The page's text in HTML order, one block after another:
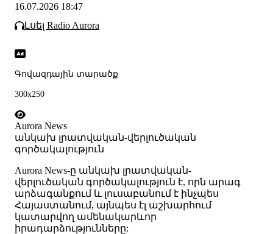
16.07.2026 18:47
Լսել Radio Aurora
Գովազդային տարածք
300x250
Aurora News
անկախ լրատվական-վերլուծական
գործակալություն
Аurora News-ը անկախ լրատվական-
վերլուծական գործակալություն է, որն արագ
արձագանքում և լուսաբանում է ինչպես
Հայաստանում, այնպես էլ աշխարհում
կատարվող ամենակարևոր
իրադարձությունները: